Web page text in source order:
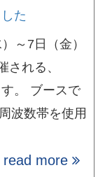
た
～7日（金）
れる、
。 ブースで
波数帯を使用
read more